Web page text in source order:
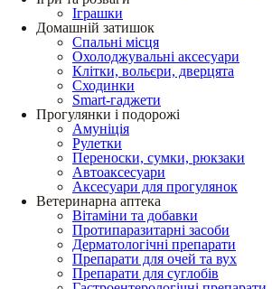
Іграшки
Домашній затишок
Спальні місця
Охолоджувальні аксесуари
Клітки, вольєри, дверцята
Сходинки
Smart-гаджети
Прогулянки і подорожі
Амуніція
Рулетки
Переноски, сумки, рюкзаки
Автоаксесуари
Аксесуари для прогулянок
Ветеринарна аптека
Вітаміни та добавки
Протипаразитарні засоби
Дерматологічні препарати
Препарати для очей та вух
Препарати для суглобів